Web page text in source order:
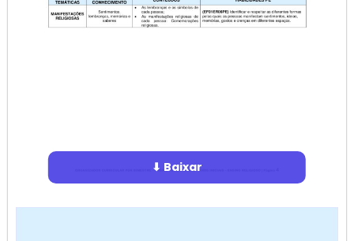
⬇ Baixar